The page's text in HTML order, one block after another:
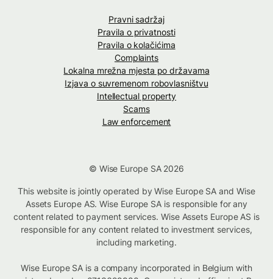
Pravni sadržaj
Pravila o privatnosti
Pravila o kolačićima
Complaints
Lokalna mrežna mjesta po državama
Izjava o suvremenom robovlasništvu
Intellectual property
Scams
Law enforcement
© Wise Europe SA 2026
This website is jointly operated by Wise Europe SA and Wise
Assets Europe AS. Wise Europe SA is responsible for any
content related to payment services. Wise Assets Europe AS is
responsible for any content related to investment services,
including marketing.
Wise Europe SA is a company incorporated in Belgium with